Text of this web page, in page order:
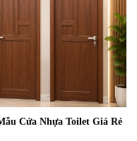
Cửa Nhựa Toilet Giá Rẻ